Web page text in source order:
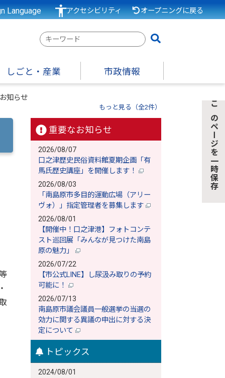
Language アクセシビリティ オープニングに戻る
検
ー
ワ
しごと・産業 市政情報
知らせ
もっと見る（全2件）
重要なお知らせ
2026/08/07
口之津歴史民俗資料館夏期企画「有
馬氏歴史講座」を開催します！
2026/08/03
「南島原市多目的運動広場（アリー
ヴォ）」指定管理者を募集します
2026/08/01
【開催中！口之津港】フォトコンテ
スト巡回展「みんなが見つけた南島
原の魅力」
2026/07/22
【市公式LINE】し尿汲み取りの予約
可能に！
2026/07/13
南島原市議会議員一般選挙の当選の
効力に関する異議の申出に対する決
定について
トピックス
2024/08/01
このページを一時保存